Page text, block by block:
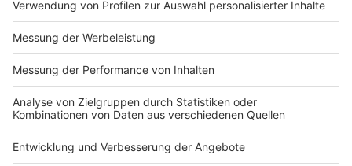
Gemeinschaft: „Fortuna für alle“ betont die
sozialer Verantwortung im Fußball.
Anzeige
Weitere Infos und Links zum Thema: